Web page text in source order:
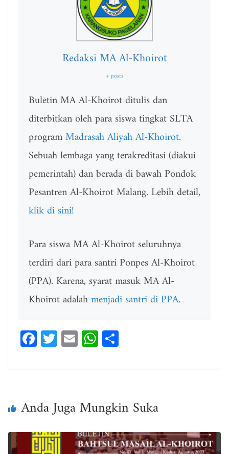
Redaksi MA Al-Khoirot
+ posts
Buletin MA Al-Khoirot ditulis dan
diterbitkan oleh para siswa tingkat SLTA
programMadrasah Aliyah Al-Khoirot.
Sebuah lembaga yang terakreditasi (diakui
pemerintah) dan berada di bawah Pondok
Pesantren Al-Khoirot Malang. Lebih detail,
klik di sini!
Para siswa MA Al-Khoirot seluruhnya
terdiri dari para santri Ponpes Al-Khoirot
(PPA). Karena, syarat masuk MA Al-
Khoirot adalahmenjadi santri di PPA.
Fa
ce
T
wi
E
m
W
ha
pp
Anda Juga Mungkin Suka